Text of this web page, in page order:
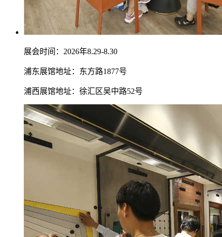
展会时间：2026年8.29-8.30
浦东展馆地址：东方路1877号
浦西展馆地址：徐汇区吴中路52号